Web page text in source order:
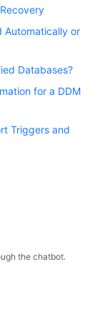
Automatically or
Databases?
for a DDM
Triggers and
the chatbot.